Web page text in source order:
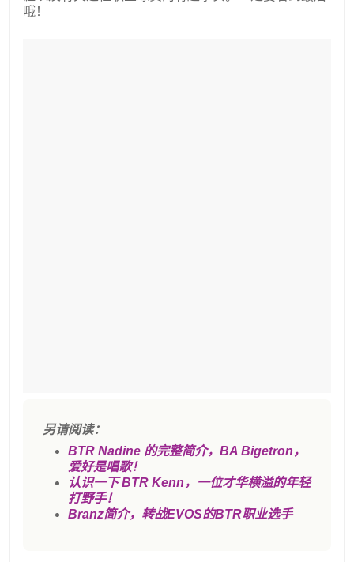
哦！
另请阅读：
BTR Nadine 的完整简介，BA Bigetron，
爱好是唱歌！
认识一下 BTR Kenn，一位才华横溢的年轻
打野手！
Branz简介，转战EVOS的BTR职业选手